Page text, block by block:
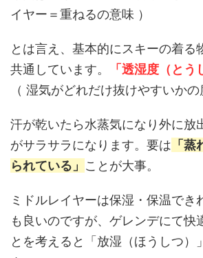
イヤー＝重ねるの意味 ）
とは言え、基本的にスキーの着る
共通しています。
「透湿度（とう
（ 湿気がどれだけ抜けやすいかの
汗が乾いたら水蒸気になり外に放
がサラサラになります。要は 「
られている」 ことが大事。
ミドルレイヤーは保湿・保温でき
も良いのですが、ゲレンデにて快
とを考えると「放湿（ほうしつ）